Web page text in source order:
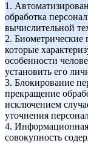
1.
обработка
вычислительной
2. Биометрические
которые
особенности
установить его
3. Блокирование
прекращение
исключением
уточнения
4.
совокупность